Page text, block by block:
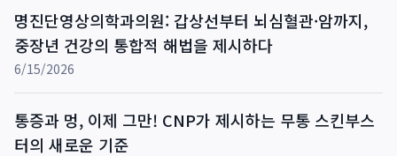
명진단영상의학과의원: 갑상선부터 뇌심혈관·암까지,
중장년 건강의 통합적 해법을 제시하다
6/15/2026
통증과 멍, 이제 그만! CNP가 제시하는 무통 스킨부스
터의 새로운 기준